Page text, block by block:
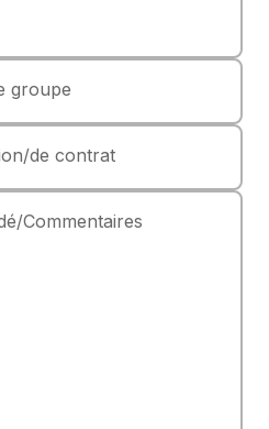
groupe
de contrat
Commentaires